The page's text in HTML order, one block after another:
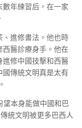
數年練習后，在一家
、進修書法。他也時
醫診療身手。他在
進修中國技擊和西醫
國傳統文明真是太有
望本身能做中國和巴
統文明被更多巴西人